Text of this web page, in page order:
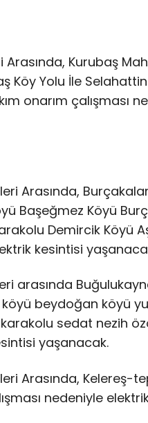
Arasında, Kurubaş
Köy Yolu İle
onarım çalışması
Arasında,
Başeğmez Köyü
Demircik Köyü
kesintisi
arasında
beydoğan köyü
sedat nezih
yaşanacak.
Arasında, Kelereş-
nedeniyle